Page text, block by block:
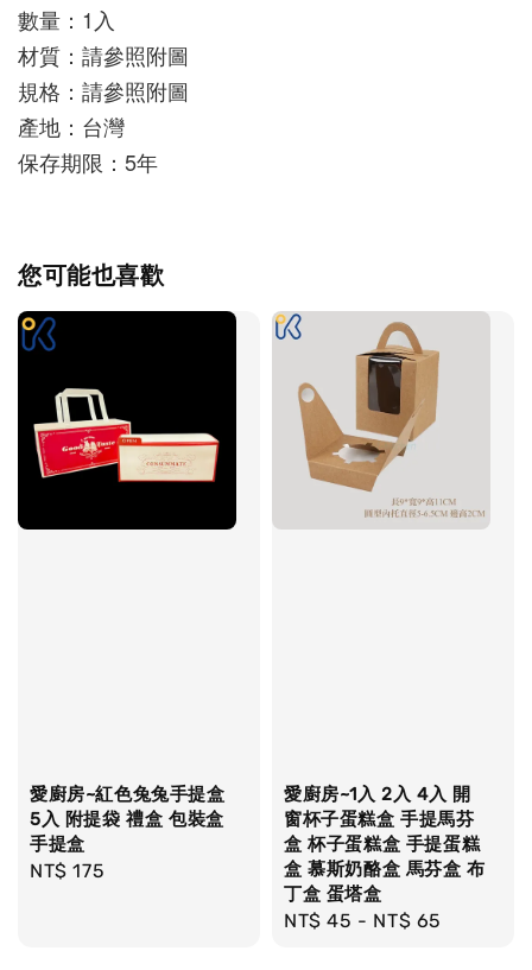
數量：1入
材質：請參照附圖
規格：請參照附圖
產地：台灣
保存期限：5年
您可能也喜歡
愛廚房~紅色兔兔手提盒
5入 附提袋 禮盒 包裝盒
手提盒
Regular
NT$ 175
愛廚房~1入 2入 4入 開
窗杯子蛋糕盒 手提馬芬
盒 杯子蛋糕盒 手提蛋糕
盒 慕斯奶酪盒 馬芬盒 布
丁盒 蛋塔盒
Regular
NT$ 45 - NT$ 65